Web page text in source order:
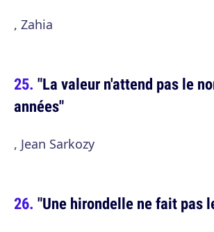
, Zahia
"La valeur n'attend pas le
années"
, Jean Sarkozy
"Une hirondelle ne fait pas